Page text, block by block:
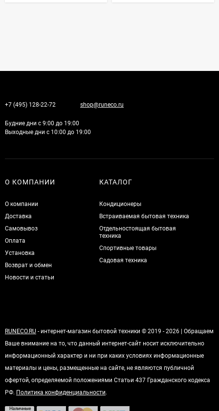
+7 (495) 128-22-72 shop@runeco.ru
Будние дни с 9:00 до 19:00
Выходные дни с 10:00 до 19:00
О КОМПАНИИ
О компании
Доставка
Самовывоз
Оплата
Установка
Возврат и обмен
Новости и статьи
КАТАЛОГ
Кондиционеры
Встраиваемая бытовая техника
Отдельностоящая бытовая
техника
Спортивные товары
Садовая техника
RUNECO.RU - интернет-магазин бытовой техники © 2019 - 2026 | Обращаем
Ваше внимание на то, что данный интернет-сайт носит исключительно
информационный характер и ни при каких условиях информационные
материалы и цены, размещенные на сайте, не являются публичной
офертой, определяемой положениями Статьи 437 Гражданского кодекса
РФ. Политика конфиденциальности.